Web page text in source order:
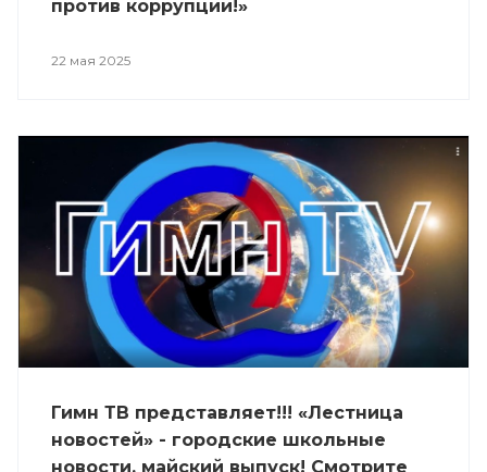
против коррупции!»
22 мая 2025
Гимн ТВ представляет!!! «Лестница
новостей» - городские школьные
новости, майский выпуск! Смотрите